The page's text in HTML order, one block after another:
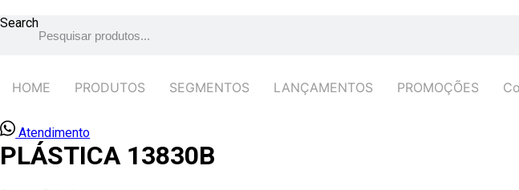
para
Search
HOME PRODUTOS SEGMENTOS LANÇAMENTOS PROMOÇÕES
Atendimento
PLÁSTICA 13830B